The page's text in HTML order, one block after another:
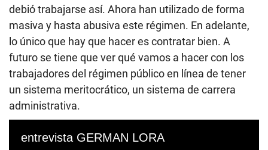
debió trabajarse así. Ahora han utilizado de forma
masiva y hasta abusiva este régimen. En adelante,
lo único que hay que hacer es contratar bien. A
futuro se tiene que ver qué vamos a hacer con los
trabajadores del régimen público en línea de tener
un sistema meritocrático, un sistema de carrera
administrativa.
entrevista GERMAN LORA